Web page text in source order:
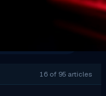
16 of 95 articles